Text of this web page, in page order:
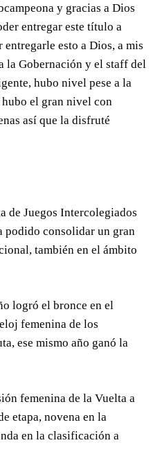
y gracias a Dios
entregar este título a
esto a Dios, a mis
la Gobernación y el staff del
hubo nivel pese a la
el gran nivel con
así que la disfruté
de Juegos Intercolegiados
podido consolidar un gran
también en el ámbito
logró el bronce en el
femenina de los
ese mismo año ganó la
femenina de la Vuelta a
etapa, novena en la
en la clasificación a